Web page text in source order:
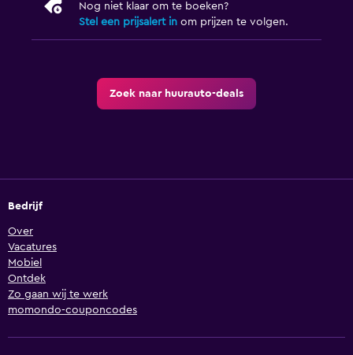
Nog niet klaar om te boeken?
Stel een prijsalert in om prijzen te volgen.
Zoek naar huurauto-deals
Bedrijf
Over
Vacatures
Mobiel
Ontdek
Zo gaan wij te werk
momondo-couponcodes